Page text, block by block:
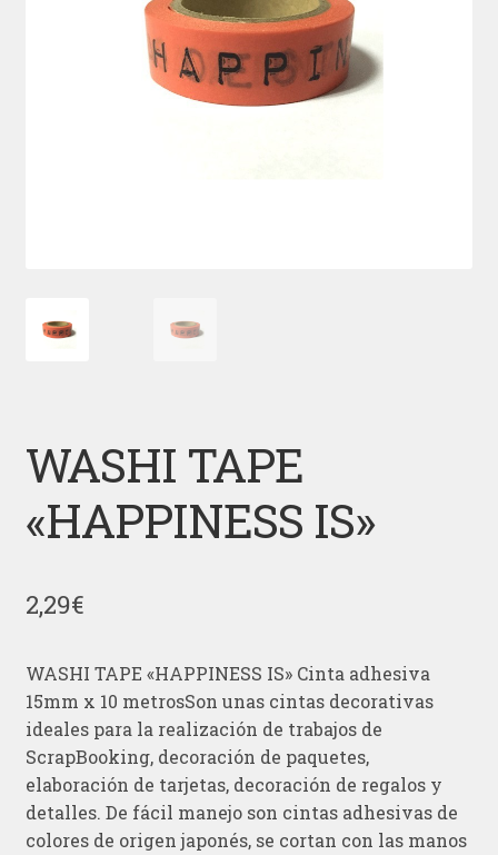
WASHI TAPE
«HAPPINESS IS»
2,29€
WASHI TAPE «HAPPINESS IS» Cinta adhesiva
15mm x 10 metrosSon unas cintas decorativas
ideales para la realización de trabajos de
ScrapBooking, decoración de paquetes,
elaboración de tarjetas, decoración de regalos y
detalles. De fácil manejo son cintas adhesivas de
colores de origen japonés, se cortan con las manos